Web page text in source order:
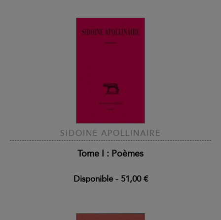
SIDOINE APOLLINAIRE
Tome I : Poèmes
Disponible- 51,00 €